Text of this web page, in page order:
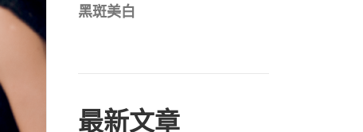
黑斑美白
最新文章